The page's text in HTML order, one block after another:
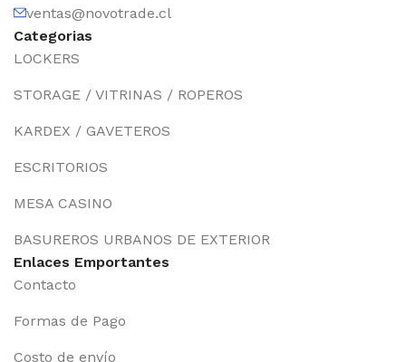
ventas@novotrade.cl
Categorias
LOCKERS
STORAGE / VITRINAS / ROPEROS
KARDEX / GAVETEROS
ESCRITORIOS
MESA CASINO
BASUREROS URBANOS DE EXTERIOR
Enlaces Emportantes
Contacto
Formas de Pago
Costo de envío